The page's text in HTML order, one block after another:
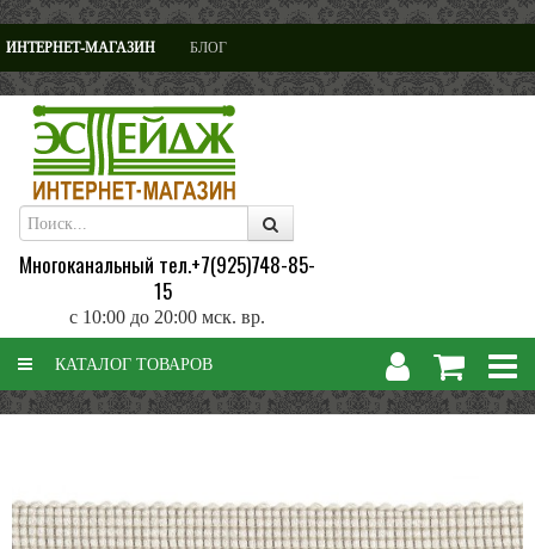
" />
ИНТЕРНЕТ-МАГАЗИН БЛОГ
Многоканальный тел.+7(925)748-85-
15
с 10:00 до 20:00 мск. вр.
КАТАЛОГ ТОВАРОВ
Бахрома, тесьма